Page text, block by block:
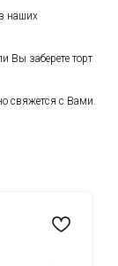
наших
Вы заберете торт
свяжется с Вами.